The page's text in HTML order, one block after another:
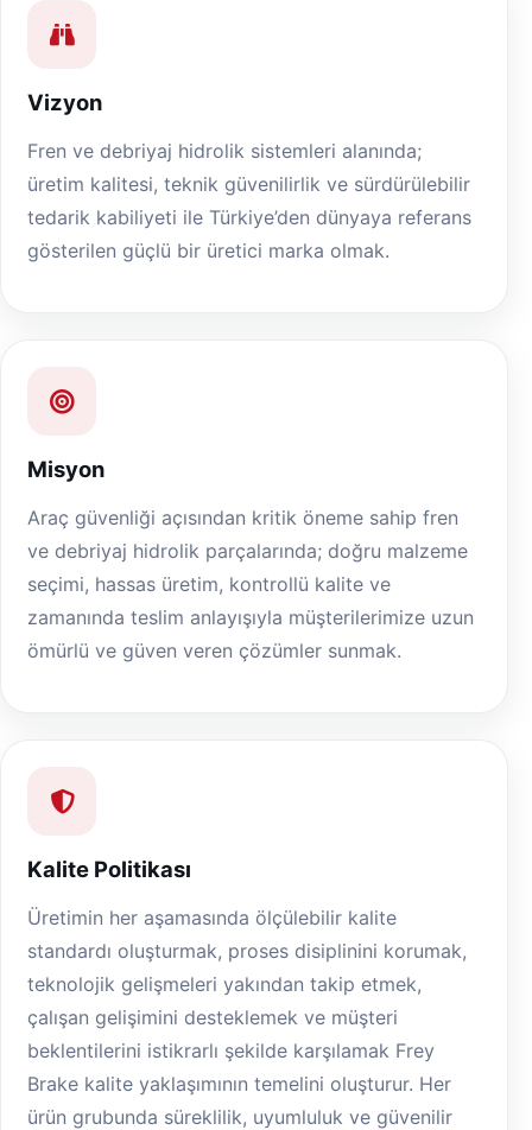
Vizyon
Fren ve debriyaj hidrolik sistemleri alanında;
üretim kalitesi, teknik güvenilirlik ve sürdürülebilir
tedarik kabiliyeti ile Türkiye’den dünyaya referans
gösterilen güçlü bir üretici marka olmak.
Misyon
Araç güvenliği açısından kritik öneme sahip fren
ve debriyaj hidrolik parçalarında; doğru malzeme
seçimi, hassas üretim, kontrollü kalite ve
zamanında teslim anlayışıyla müşterilerimize uzun
ömürlü ve güven veren çözümler sunmak.
Kalite Politikası
Üretimin her aşamasında ölçülebilir kalite
standardı oluşturmak, proses disiplinini korumak,
teknolojik gelişmeleri yakından takip etmek,
çalışan gelişimini desteklemek ve müşteri
beklentilerini istikrarlı şekilde karşılamak Frey
Brake kalite yaklaşımının temelini oluşturur. Her
ürün grubunda süreklilik, uyumluluk ve güvenilir